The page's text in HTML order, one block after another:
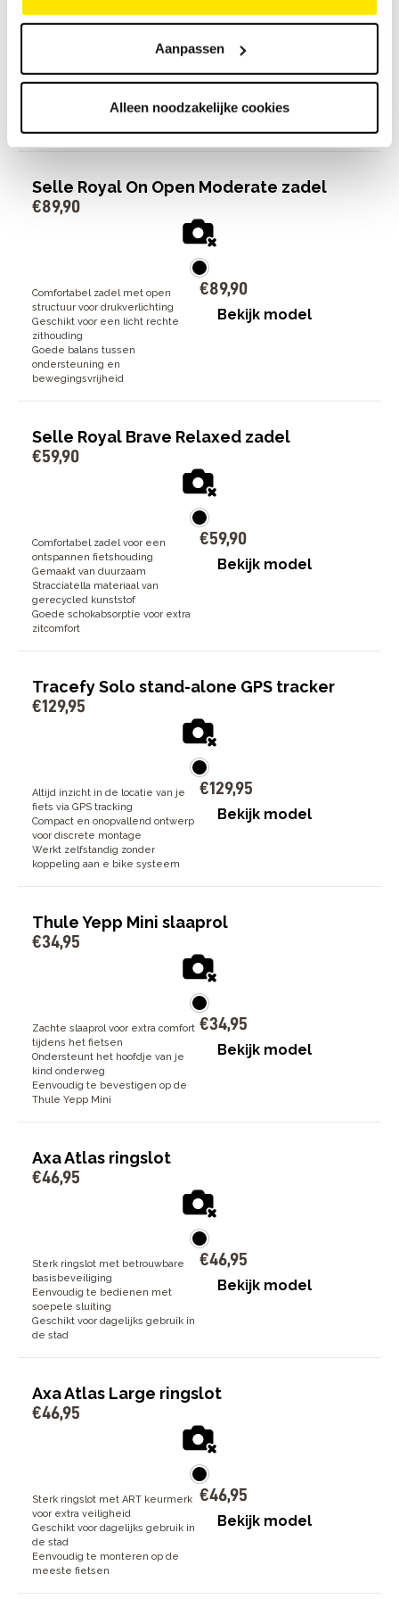
Aanpassen
Alleen noodzakelijke cookies
Comfortabel zadel voor een
ontspannen fietshouding
Duurzaam Stracciatella materiaal
van gerecycled kunststo
Geschikt voor dagelijks gebruik en
langere ritten
€59 90
Bekijk model
Selle Royal On Open Moderate zadel
€89,90
Comfortabel zadel met open
structuur voor drukverlichting
Geschikt voor een licht rechte
zithouding
Goede balans tussen
ondersteuning en
bewegingsvrijheid
€89,90
Bekijk model
Selle Royal Brave Relaxed zadel
€59,90
Comfortabel zadel voor een
ontspannen fietshouding
Gemaakt van duurzaam
Stracciatella materiaal van
gerecycled kunststof
Goede schokabsorptie voor extra
zitcomfort
€59,90
Bekijk model
Tracefy Solo stand-alone GPS tracker
€129,95
Altijd inzicht in de locatie van je
fiets via GPS tracking
Compact en onopvallend ontwerp
voor discrete montage
Werkt zelfstandig zonder
koppeling aan e bike systeem
€129,95
Bekijk model
Thule Yepp Mini slaaprol
€34,95
Zachte slaaprol voor extra comfort
tijdens het fietsen
Ondersteunt het hoofdje van je
kind onderweg
Eenvoudig te bevestigen op de
Thule Yepp Mini
€34,95
Bekijk model
Axa Atlas ringslot
€46,95
Sterk ringslot met betrouwbare
basisbeveiliging
Eenvoudig te bedienen met
soepele sluiting
Geschikt voor dagelijks gebruik in
de stad
€46,95
Bekijk model
Axa Atlas Large ringslot
€46,95
Sterk ringslot met ART keurmerk
voor extra veiligheid
Geschikt voor dagelijks gebruik in
de stad
Eenvoudig te monteren op de
meeste fietsen
€46,95
Bekijk model